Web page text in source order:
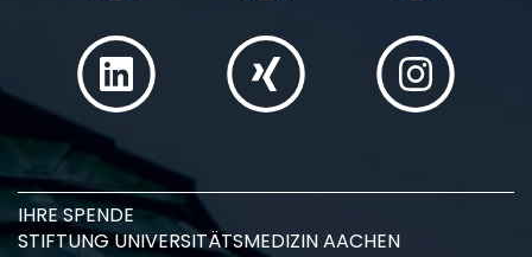
IHRE SPENDE
STIFTUNG UNIVERSITÄTSMEDIZIN AACHEN